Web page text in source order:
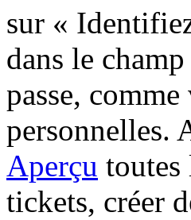
sur «
dans le
passe,
personnelles.
Aperçu toutes
tickets, créer